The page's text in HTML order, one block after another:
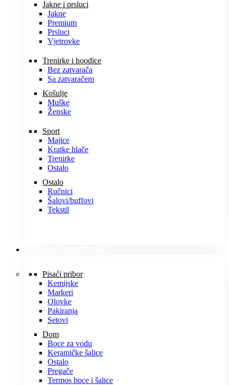
Jakne i prsluci
Jakne
Premium
Prsluci
Vjetrovke
Trenirke i hoodice
Bez zatvarača
Sa zatvaračem
Košulje
Muške
Ženske
Sport
Majice
Kratke hlače
Trenirke
Ostalo
Ostalo
Ručnici
Šalovi/buffovi
Tekstil
Pisaći pribor
Kemijske
Markeri
Olovke
Pakiranja
Setovi
Dom
Boce za vodu
Keramičke šalice
Ostalo
Pregače
Termos boce i šalice